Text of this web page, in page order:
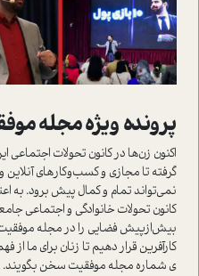
پرونده ویژه مجله
اکنون زن‌ها در کانون تحولات اجتماعی
گرفته تا مجازی و کسب‌وکار‌های آنلاین
نمی‌تواند تمام و کمال پیش برود. به
کانون تحولات خانوادگی و اجتماعی
بیش‌از‌پیش فضایی را در مجله موفقیت
کارآفرین قرار دهیم تا زنان برای ما از
ی شماره مجله موفقیت سخن بگویند.